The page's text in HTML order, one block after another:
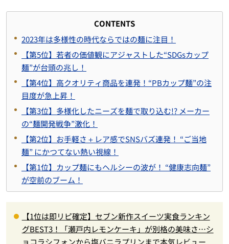
CONTENTS
2023年は多様性の時代ならではの麺に注目！
【第5位】若者の価値観にアジャストした“SDGsカップ
麺”が台頭の兆し！
【第4位】高クオリティ商品を連発！“PBカップ麺”の注
目度が急上昇！
【第3位】多様化したニーズを麺で取り込む!? メーカー
の“麺開発戦争”激化！
【第2位】お手軽さ＋レア感でSNSバズ連発！ “ご当地
麺” にかつてない熱い視線！
【第1位】カップ麺にもヘルシーの波が！ “健康志向麺”
が空前のブーム！
【1位は即リピ確定】セブン新作スイーツ実食ランキン
グBEST3！「瀬戸内レモンケーキ」が別格の美味さ…シ
ョコラシフォンから塩バニラプリンまで本気レビュー